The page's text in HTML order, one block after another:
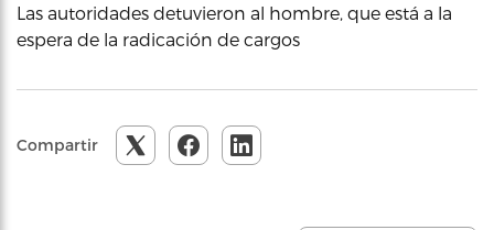
Las autoridades detuvieron al hombre, que está a la
espera de la radicación de cargos
Compartir